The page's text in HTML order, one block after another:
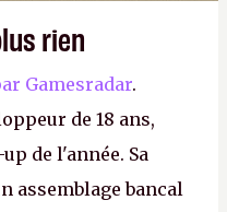
rien
Gamesradar.
de 18 ans,
de l'année. Sa
assemblage bancal